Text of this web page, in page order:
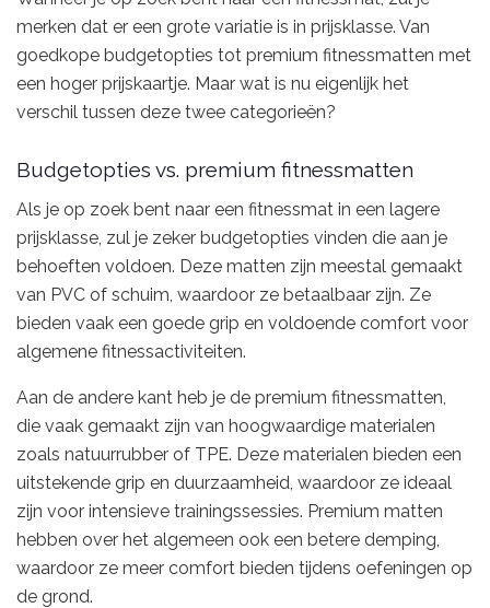
merken dat er een grote variatie is in prijsklasse. Van
goedkope budgetopties tot premium fitnessmatten met
een hoger prijskaartje. Maar wat is nu eigenlijk het
verschil tussen deze twee categorieën?
Budgetopties vs. premium fitnessmatten
Als je op zoek bent naar een fitnessmat in een lagere
prijsklasse, zul je zeker budgetopties vinden die aan je
behoeften voldoen. Deze matten zijn meestal gemaakt
van PVC of schuim, waardoor ze betaalbaar zijn. Ze
bieden vaak een goede grip en voldoende comfort voor
algemene fitnessactiviteiten.
Aan de andere kant heb je de premium fitnessmatten,
die vaak gemaakt zijn van hoogwaardige materialen
zoals natuurrubber of TPE. Deze materialen bieden een
uitstekende grip en duurzaamheid, waardoor ze ideaal
zijn voor intensieve trainingssessies. Premium matten
hebben over het algemeen ook een betere demping,
waardoor ze meer comfort bieden tijdens oefeningen op
de grond.